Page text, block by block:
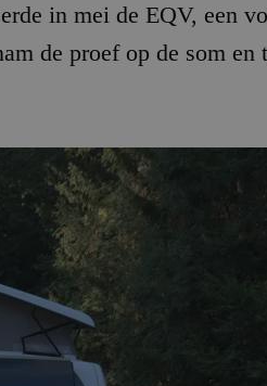
in mei de EQV, een
de proef op de som en